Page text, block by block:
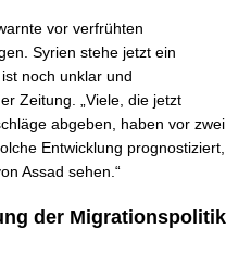
vor verfrühten
Syrien stehe jetzt ein
noch unklar und
Zeitung. „Viele, die jetzt
abgeben, haben vor zwei
Entwicklung prognostiziert,
Assad sehen.“
der Migrationspolitik